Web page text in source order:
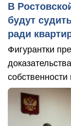
В
будут
ради
Фигурантки